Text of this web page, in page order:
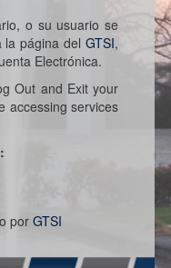
o su usuario se
la página delGTSI,
Electrónica.
Out and Exit your
accessing services
por GTSI